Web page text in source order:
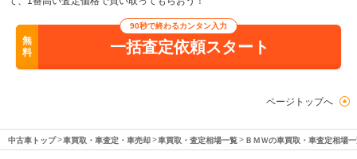
無
料
90秒で終わるカンタン入力
一括査定依頼スタート
ページトップへ
中古車トップ 車買取・車査定・車売却 車買取・査定相場一覧 ＢＭＷの車買取・車査定相場